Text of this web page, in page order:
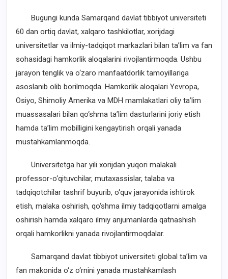
Bugungi kunda Samarqand davlat tibbiyot universiteti
60 dan ortiq davlat, xalqaro tashkilotlar, xorijdagi
universitetlar va ilmiy-tadqiqot markazlari bilan ta’lim va fan
sohasidagi hamkorlik aloqalarini rivojlantirmoqda. Ushbu
jarayon tenglik va o‘zaro manfaatdorlik tamoyillariga
asoslanib olib borilmoqda. Hamkorlik aloqalari Yevropa,
Osiyo, Shimoliy Amerika va MDH mamlakatlari oliy ta’lim
muassasalari bilan qo‘shma ta’lim dasturlarini joriy etish
hamda ta’lim mobilligini kengaytirish orqali yanada
mustahkamlanmoqda.
Universitetga har yili xorijdan yuqori malakali
professor-o‘qituvchilar, mutaxassislar, talaba va
tadqiqotchilar tashrif buyurib, o‘quv jarayonida ishtirok
etish, malaka oshirish, qo‘shma ilmiy tadqiqotlarni amalga
oshirish hamda xalqaro ilmiy anjumanlarda qatnashish
orqali hamkorlikni yanada rivojlantirmoqdalar.
Samarqand davlat tibbiyot universiteti global ta’lim va
fan makonida o‘z o‘rnini yanada mustahkamlash